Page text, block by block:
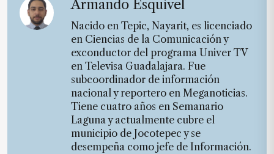
Armando Esquivel
Nacido en Tepic, Nayarit, es licenciado
en Ciencias de la Comunicación y
exconductor del programa Univer TV
en Televisa Guadalajara. Fue
subcoordinador de información
nacional y reportero en Meganoticias.
Tiene cuatro años en Semanario
Laguna y actualmente cubre el
municipio de Jocotepec y se
desempeña como jefe de Información.